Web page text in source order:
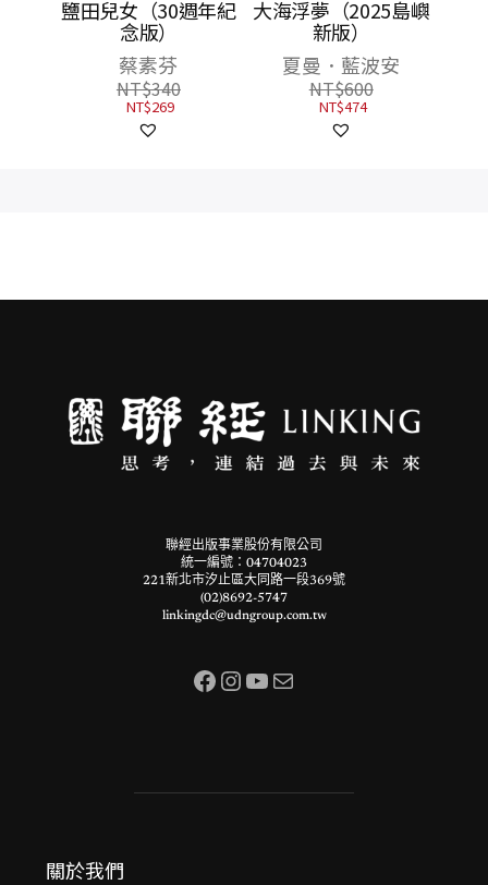
鹽田兒女（30週年紀
念版）
蔡素芬
NT$340
NT$269
大海浮夢（2025島嶼
新版）
夏曼．藍波安
NT$600
NT$474
聯經出版事業股份有限公司
統一編號：04704023
221新北市汐止區大同路一段369號
(02)8692-5747
linkingdc@udngroup.com.tw
Facebook InstagramYouTube 電子郵件
關於我們